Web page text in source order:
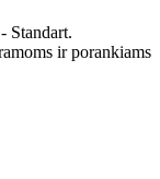
Standart.
ir porankiams